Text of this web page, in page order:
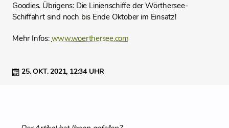
25. OKT. 2021, 12:34 UHR
Goodies. Übrigens: Die Linienschiffe der Wörthersee-
Schiffahrt sind noch bis Ende Oktober im Einsatz!
Mehr Infos:www.woerthersee.com